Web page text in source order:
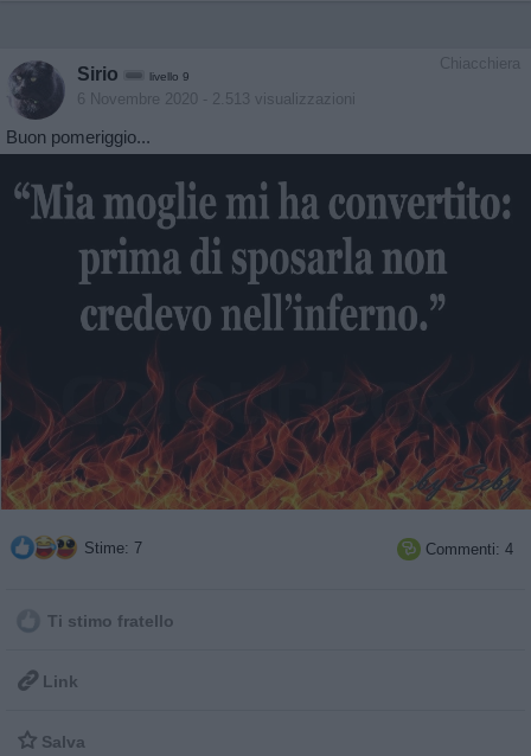
Chiacchiera
Sirio livello 9
6 Novembre 2020 - 2.513 visualizzazioni
Buon pomeriggio...
Stime: 7  Commenti: 4
Ti stimo fratello
 Link
 Salva